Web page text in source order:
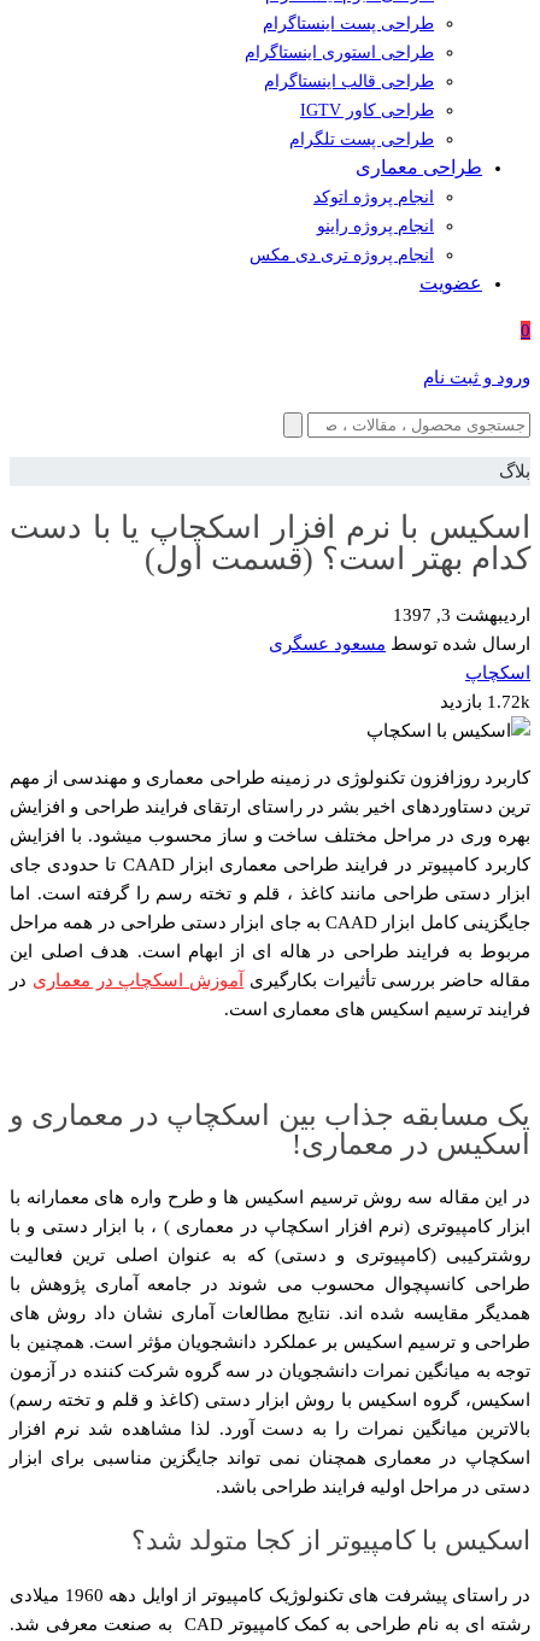
طراحی پست اینستاگرام
طراحی استوری اینستاگرام
طراحی قالب اینستاگرام
طراحی کاور IGTV
طراحی پست تلگرام
طراحی معماری
انجام پروژه اتوکد
انجام پروژه راینو
انجام پروژه تری دی مکس
عضویت
0
ورود و ثبت نام
بلاگ
اسکیس با نرم افزار اسکچاپ یا با دست
کدام بهتر است؟ (قسمت اول)
اردیبهشت 3, 1397
ارسال شده توسط مسعود عسگری
اسکچاپ
1.72k بازدید
کاربرد روزافزون تکنولوژی در زمینه طراحی معماری و مهندسی از مهم
ترین دستاوردهای اخیر بشر در راستای ارتقای فرایند طراحی و افزایش
بهره وری در مراحل مختلف ساخت و ساز محسوب میشود. با افزایش
کاربرد کامپیوتر در فرایند طراحی معماری ابزار CAAD تا حدودی جای
ابزار دستی طراحی مانند کاغذ ، قلم و تخته رسم را گرفته است. اما
جایگزینی کامل ابزار CAAD به جای ابزار دستی طراحی در همه مراحل
مربوط به فرایند طراحی در هاله ای از ابهام است. هدف اصلی این
مقاله حاضر بررسی تأثیرات بکارگیری
آموزش اسکچاپ در معماری در
فرایند ترسیم اسکیس های معماری است.
یک مسابقه جذاب بین اسکچاپ در معماری و
اسکیس در معماری!
در این مقاله سه روش ترسیم اسکیس ها و طرح واره های معمارانه با
ابزار کامپیوتری (نرم افزار اسکچاپ در معماری ) ، با ابزار دستی و با
روشترکیبی (کامپیوتری و دستی) که به عنوان اصلی ترین فعالیت
طراحی کانسپچوال محسوب می شوند در جامعه آماری پژوهش با
همدیگر مقایسه شده اند. نتایج مطالعات آماری نشان داد روش های
طراحی و ترسیم اسکیس بر عملکرد دانشجویان مؤثر است. همچنین با
توجه به میانگین نمرات دانشجویان در سه گروه شرکت کننده در آزمون
اسکیس، گروه اسکیس با روش ابزار دستی (کاغذ و قلم و تخته رسم)
بالاترین میانگین نمرات را به دست آورد. لذا مشاهده شد نرم افزار
اسکچاپ در معماری همچنان نمی تواند جایگزین مناسبی برای ابزار
دستی در مراحل اولیه فرایند طراحی باشد.
اسکیس با کامپیوتر از کجا متولد شد؟
در راستای پیشرفت های تکنولوژیک کامپیوتر از اوایل دهه 1960 میلادی
رشته ای به نام طراحی به کمک کامپیوتر CAD به صنعت معرفی شد.